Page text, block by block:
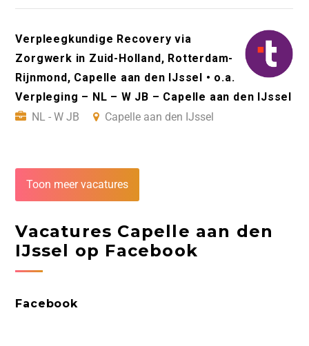
Verpleegkundige Recovery via
Zorgwerk in Zuid-Holland, Rotterdam-
Rijnmond, Capelle aan den IJssel • o.a.
Verpleging – NL – W JB – Capelle aan den IJssel
NL - W JB
Capelle aan den IJssel
Toon meer vacatures
Vacatures Capelle aan den
IJssel op Facebook
Facebook